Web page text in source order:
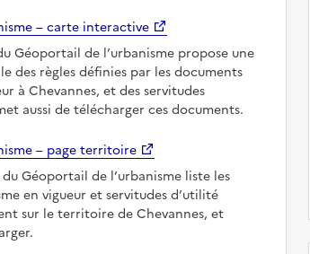
– carte interactive
Géoportail de l’urbanisme propose une
des règles définies par les documents
à Chevannes, et des servitudes
aussi de télécharger ces documents.
– page territoire
du Géoportail de l’urbanisme liste les
en vigueur et servitudes d’utilité
sur le territoire de Chevannes, et